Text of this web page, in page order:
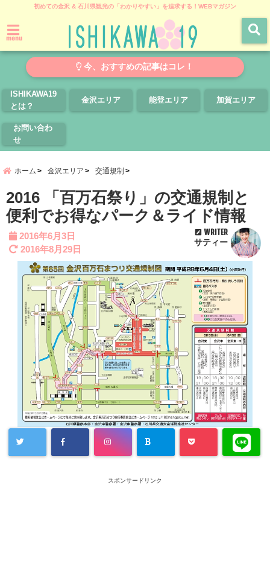
初めての金沢 & 石川県観光の「わかりやすい」を追求する！WEBマガジン
menu
今、おすすめの記事はコレ！
ISHIKAWA19
とは？
金沢エリア 能登エリア 加賀エリア
お問い合わ
せ
ホーム 金沢エリア 交通規制
2016 「百万石祭り」の交通規制と
便利でお得なパーク＆ライド情報
2016年6月3日
2016年8月29日
WRITER
サティー
スポンサードリンク